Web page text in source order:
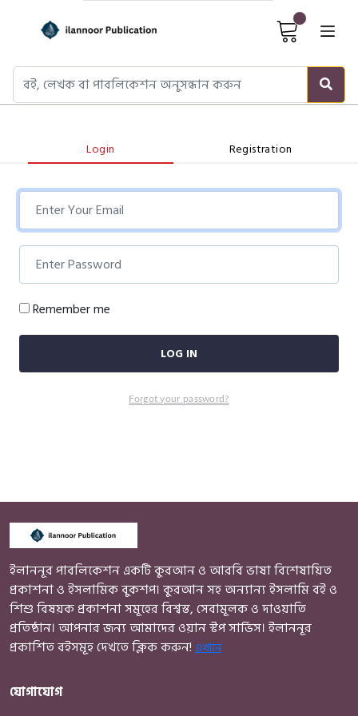
Cart
Login Registration
Remember me
LOG IN
Forgot your password?
ইলাননূর পাবলিকেশন একটি কুরআন ও আরবি ভাষা বিশেষায়িত
প্রকাশনা ও ইসলামিক বুকশপ। কুরআন সহ অন্যান্য ইসলামি বই ও
শিশু বিষয়ক প্রকাশনা সমূহের বিশ্বস্ত, সেবামূলক ও দাওয়াতি
প্রতিষ্ঠান। আপনার জন্য আমাদের ওয়ান স্টপ সার্ভিস। ইলাননূর
প্রকাশিত বইসমূহ দেখতে ক্লিক করুন! এখানে
যোগাযোগ